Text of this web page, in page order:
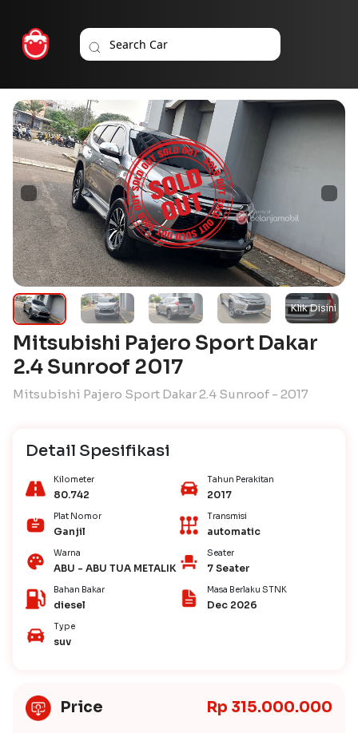
Mitsubishi Pajero Sport Dakar
2.4 Sunroof 2017
Mitsubishi Pajero Sport Dakar 2.4 Sunroof - 2017
Detail Spesifikasi
Kilometer
80.742
Tahun Perakitan
2017
Plat Nomor
Ganjil
Transmisi
automatic
Warna
ABU - ABU TUA METALIK
Seater
7 Seater
Bahan Bakar
diesel
Masa Berlaku STNK
Dec 2026
Type
suv
Price Rp 315.000.000